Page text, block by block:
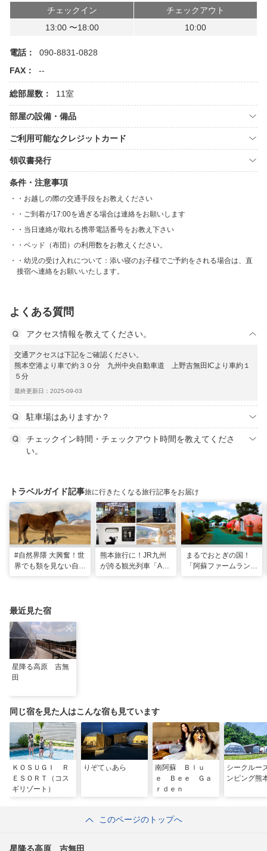
チェックイン
チェックアウト
13:00 〜18:00
10:00
電話：
090-8831-0828
FAX：
--
総部屋数： 11室
部屋の設備・備品
ご利用可能なクレジットカード
領収書発行
条件・注意事項
・お越しの際の交通手段をお教えください
・ご到着が17:00を過ぎる場合は連絡をお願いします
・当日連絡が取れる携帯電話番号をお教え下さい
・ベッド（布団）の利用数をお教えください。
・幼児の受け入れについて：添い寝のお子様でご予約をされる場合は、直
接宿へ連絡をお願いいたします。
よくある質問
アクセス情報を教えてください。
交通アクセスは下記をご確認ください。
熊本空港より車で約３０分 九州中央自動車道 上野吉無田ICより車約１
５分
最終更新日：2025-09-03
駐車場はありますか？
チェックイン時間・チェックアウト時間を教えてくださ
い。
トラベルガイド記事旅に行きたくなる旅行記事をお届け
#自然界隈 大興奮！世
界でも類を見ない自然
熊本旅行に！JR九州
が誇る観光列車「A列
まるでおとぎの国！
「阿蘇ファームラン
最近見た宿
星降る高原 吉無
田
同じ宿を見た人はこんな宿も見ています
ＫＯＳＵＧＩ Ｒ
ＥＳＯＲＴ（コス
ギリゾート）
りぞてぃあら
南阿蘇 Ｂｌｕ
ｅ Ｂｅｅ Ｇａ
ｒｄｅｎ
シークルー
ンピング熊
このページのトップへ
星降る高原 吉無田